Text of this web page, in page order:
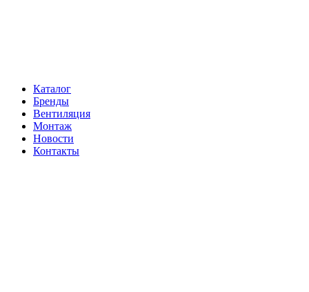
Каталог
Бренды
Вентиляция
Монтаж
Новости
Контакты